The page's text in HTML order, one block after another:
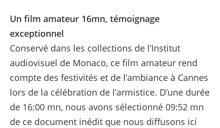
Un film amateur 16mn, témoignage
exceptionnel
Conservé dans les collections de l’Institut
audiovisuel de Monaco, ce film amateur rend
compte des festivités et de l’ambiance à Cannes
lors de la célébration de l’armistice. D’une durée
de 16:00 mn, nous avons sélectionné 09:52 mn
de ce document inédit que nous diffusons ici